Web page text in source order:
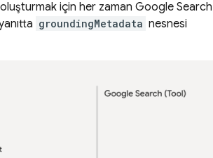
oluşturmak için her zaman Google Search
groundingMetadata nesnesi